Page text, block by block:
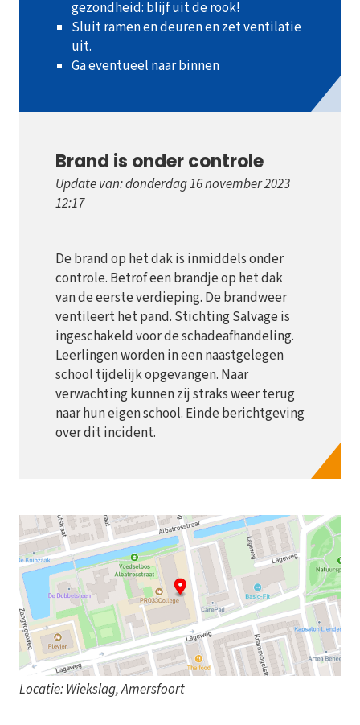
gezondheid: blijf uit de rook!
Sluit ramen en deuren en zet ventilatie
uit.
Ga eventueel naar binnen
Brand is onder controle
Update van: donderdag 16 november 2023
12:17
De brand op het dak is inmiddels onder
controle. Betrof een brandje op het dak
van de eerste verdieping. De brandweer
ventileert het pand. Stichting Salvage is
ingeschakeld voor de schadeafhandeling.
Leerlingen worden in een naastgelegen
school tijdelijk opgevangen. Naar
verwachting kunnen zij straks weer terug
naar hun eigen school. Einde berichtgeving
over dit incident.
Locatie: Wiekslag, Amersfoort